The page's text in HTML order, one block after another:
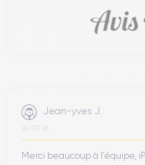
Jean-yves J.
26/07/26
Merci beaucoup à l’équipe,